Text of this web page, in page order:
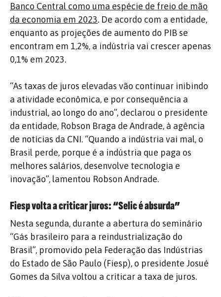
Banco Central como uma espécie de freio de mão
da economia em 2023. De acordo com a entidade,
enquanto as projeções de aumento do PIB se
encontram em 1,2%, a indústria vai crescer apenas
0,1% em 2023.
“As taxas de juros elevadas vão continuar inibindo
a atividade econômica, e por consequência a
industrial, ao longo do ano”, declarou o presidente
da entidade, Robson Braga de Andrade, à agência
de notícias da CNI. “Quando a indústria vai mal, o
Brasil perde, porque é a indústria que paga os
melhores salários, desenvolve tecnologia e
inovação”, lamentou Robson Andrade.
Fiesp volta a criticar juros: “Selic é absurda”
Nesta segunda, durante a abertura do seminário
“Gás brasileiro para a reindustrialização do
Brasil”, promovido pela Federação das Indústrias
do Estado de São Paulo (Fiesp), o presidente Josué
Gomes da Silva voltou a criticar a taxa de juros.